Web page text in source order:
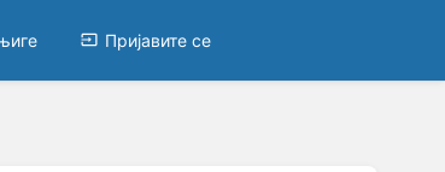
Пријавите се